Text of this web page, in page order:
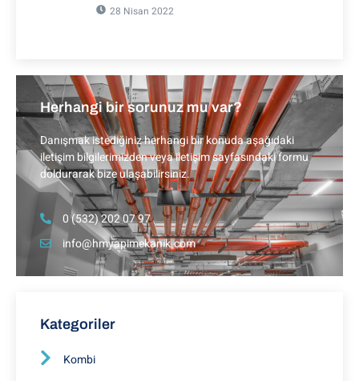
28 Nisan 2022
Herhangi bir sorunuz mu var?
Danışmak istediğiniz herhangi bir konuda aşağıdaki
iletişim bilgilerimizden veya iletişim sayfasındaki formu
doldurarak bize ulaşabilirsiniz.
0 (532) 202 07 97
info@hmyapimekanik.com
Kategoriler
Kombi